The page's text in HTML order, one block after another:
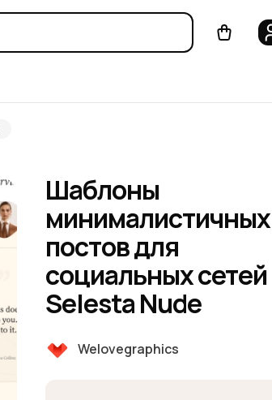
Шаблоны
минималистичных
постов для
социальных сетей
Selesta Nude
Welovegraphics